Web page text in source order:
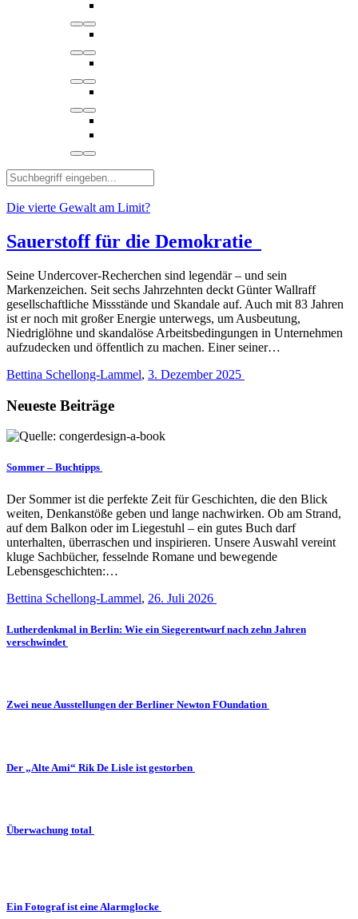
Die vierte Gewalt am Limit?
Sauerstoff für die Demokratie
Seine Undercover-Recherchen sind legendär – und sein
Markenzeichen. Seit sechs Jahrzehnten deckt Günter Wallraff
gesellschaftliche Missstände und Skandale auf. Auch mit 83 Jahren
ist er noch mit großer Energie unterwegs, um Ausbeutung,
Niedriglöhne und skandalöse Arbeitsbedingungen in Unternehmen
aufzudecken und öffentlich zu machen. Einer seiner…
Bettina Schellong-Lammel, 3. Dezember 2025
Neueste Beiträge
Sommer – Buchtipps
Der Sommer ist die perfekte Zeit für Geschichten, die den Blick
weiten, Denkanstöße geben und lange nachwirken. Ob am Strand,
auf dem Balkon oder im Liegestuhl – ein gutes Buch darf
unterhalten, überraschen und inspirieren. Unsere Auswahl vereint
kluge Sachbücher, fesselnde Romane und bewegende
Lebensgeschichten:…
Bettina Schellong-Lammel, 26. Juli 2026
Lutherdenkmal in Berlin: Wie ein Siegerentwurf nach zehn Jahren
verschwindet
Zwei neue Ausstellungen der Berliner Newton FOundation
Der „Alte Ami“ Rik De Lisle ist gestorben
Überwachung total
Ein Fotograf ist eine Alarmglocke